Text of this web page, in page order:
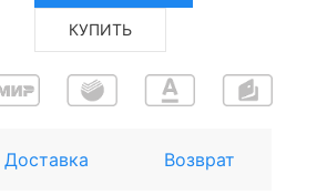
КУПИТЬ
Доставка Возврат